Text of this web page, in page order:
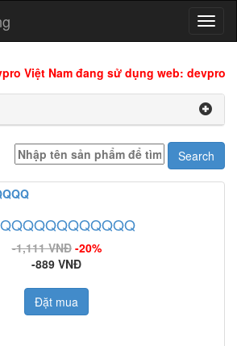
Việt Nam đang sử dụng web:
-1,111 VNĐ -20%
-889 VNĐ
Đặt mua